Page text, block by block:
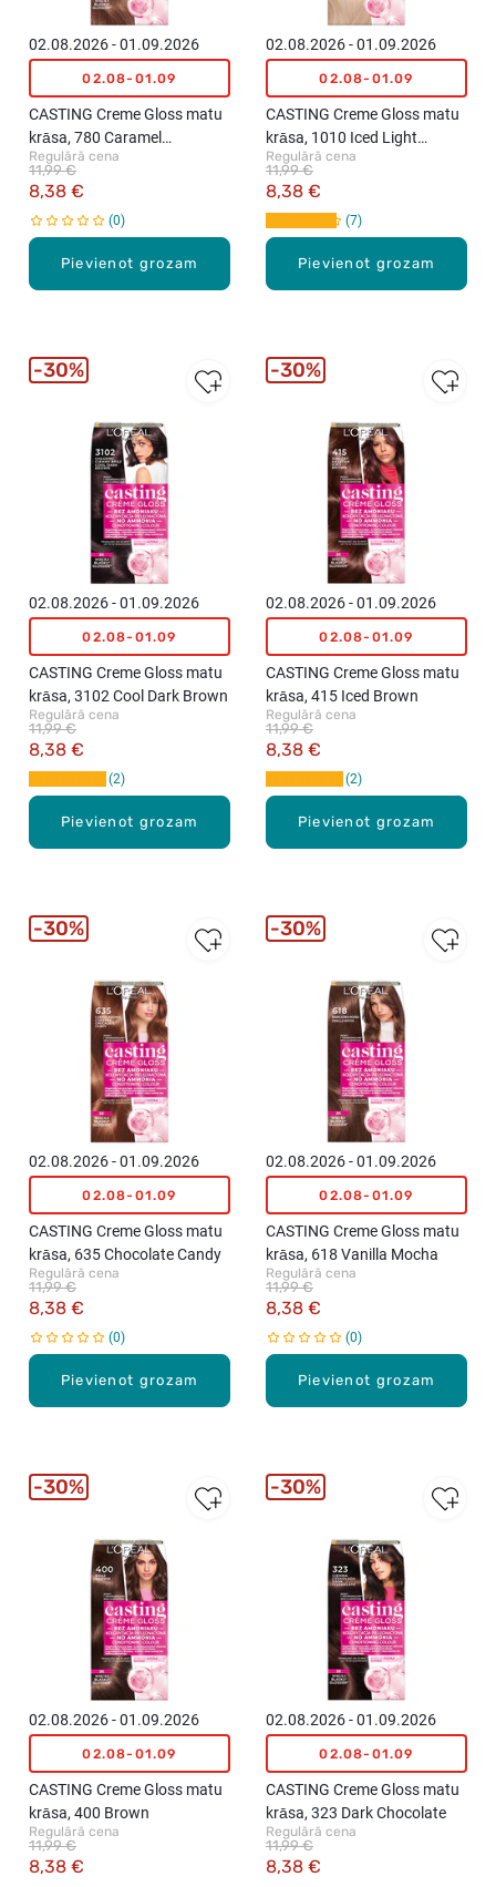
Pievienot grozam
02.08.2026 - 01.09.2026
02.08-01.09
CASTING Creme Gloss matu
krāsa, 780 Caramel
Moccaccino
Regulārā cena
8,38 €
11,99 €
0
Pievienot grozam
02.08.2026 - 01.09.2026
02.08-01.09
CASTING Creme Gloss matu
krāsa, 1010 Iced Light
Blonde
Regulārā cena
8,38 €
11,99 €
7
Pievienot grozam
02.08.2026 - 01.09.2026
02.08-01.09
CASTING Creme Gloss matu
krāsa, 3102 Cool Dark Brown
Regulārā cena
8,38 €
11,99 €
2
30%
Pievienot grozam
02.08.2026 - 01.09.2026
02.08-01.09
CASTING Creme Gloss matu
krāsa, 415 Iced Brown
Regulārā cena
8,38 €
11,99 €
2
30%
Pievienot grozam
02.08.2026 - 01.09.2026
02.08-01.09
CASTING Creme Gloss matu
krāsa, 635 Chocolate Candy
Regulārā cena
8,38 €
11,99 €
0
30%
Pievienot grozam
02.08.2026 - 01.09.2026
02.08-01.09
CASTING Creme Gloss matu
krāsa, 618 Vanilla Mocha
Regulārā cena
8,38 €
11,99 €
0
30%
02.08.2026 - 01.09.2026
02.08-01.09
CASTING Creme Gloss matu
krāsa, 400 Brown
Regulārā cena
8,38 €
11,99 €
30%
02.08.2026 - 01.09.2026
02.08-01.09
CASTING Creme Gloss matu
krāsa, 323 Dark Chocolate
Regulārā cena
8,38 €
11,99 €
30%